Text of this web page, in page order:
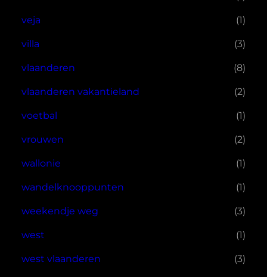
veja (1)
villa (3)
vlaanderen (8)
vlaanderen vakantieland (2)
voetbal (1)
vrouwen (2)
wallonie (1)
wandelknooppunten (1)
weekendje weg (3)
west (1)
west vlaanderen (3)